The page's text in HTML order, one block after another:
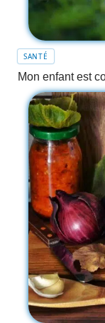
SANTÉ
Mon enfant est